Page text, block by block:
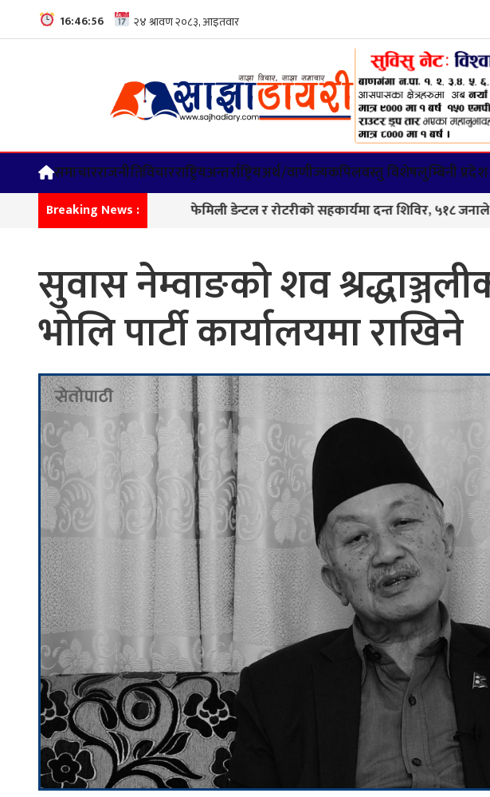
16:46:57
समाचारराजनीतिविचारराष्ट्रियअन्तर्राष्ट्रियअर्थ/वाणीज्यकपिलवस्तु विशेषलुम्बिनी
Breaking News :फेमिली डेन्टल र रोटरीको सहकार्यमा दन्त शिविर, ५१८ जनाले पाए
सुवास नेम्वाङको शव
भोलि पार्टी कार्यालयमा राखिने